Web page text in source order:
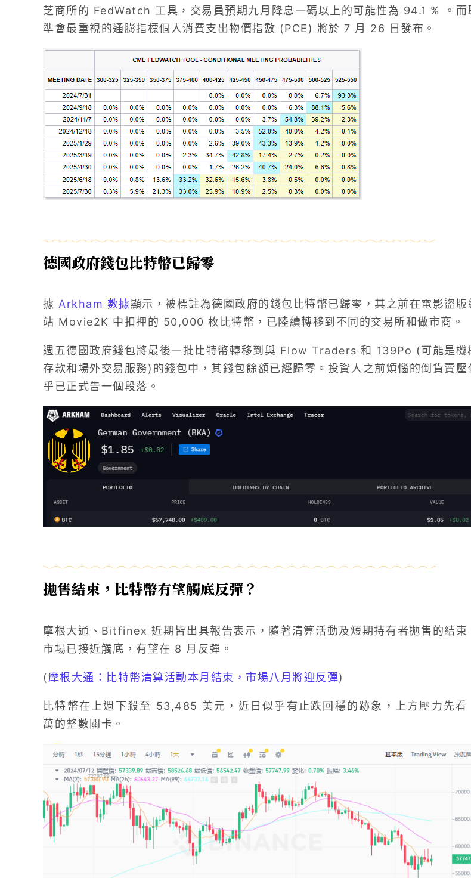
芝商所的 FedWatch 工具，交易員預期九月降息一碼以上的可能性為 94.1 % 。而
準會最重視的通膨指標個人消費支出物價指數 (PCE) 將於 7 月 26 日發布。
德國政府錢包比特幣已歸零
據 Arkham 數據顯示，被標註為德國政府的錢包比特幣已歸零，其之前在電影盜版
站 Movie2K 中扣押的 50,000 枚比特幣，已陸續轉移到不同的交易所和做市商。
週五德國政府錢包將最後一批比特幣轉移到與 Flow Traders 和 139Po (可能是機
存款和場外交易服務)的錢包中，其錢包餘額已經歸零。投資人之前煩惱的倒貨賣壓
乎已正式告一個段落。
拋售結束，比特幣有望觸底反彈？
摩根大通、Bitfinex 近期皆出具報告表示，隨著清算活動及短期持有者拋售的結束
市場已接近觸底，有望在 8 月反彈。
(摩根大通：比特幣清算活動本月結束，市場八月將迎反彈)
比特幣在上週下殺至 53,485 美元，近日似乎有止跌回穩的跡象，上方壓力先看
萬的整數關卡。